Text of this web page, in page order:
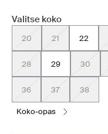
Valitse koko
20 21 22
28 29 30
36 37 38
koko-opas